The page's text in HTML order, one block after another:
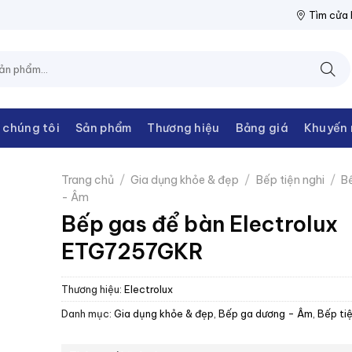
CHÂU NPP THIẾT BỊ
Tìm cửa
chúng tôi Sản phẩm Thương hiệu Bảng giá Khuyến
Trang chủ / Gia dụng khỏe & đẹp / Bếp tiện nghi /
- Âm
Bếp gas để bàn Electrolux
ETG7257GKR
Thương hiệu: Electrolux
Danh mục: Gia dụng khỏe & đẹp Bếp ga dương - Âm Bếp